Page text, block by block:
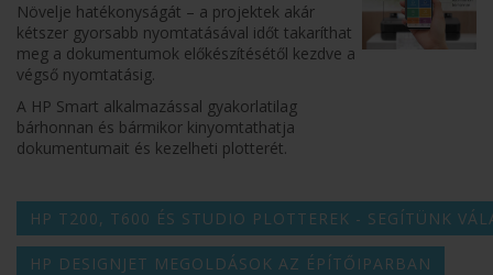
Növelje hatékonyságát – a projektek akár
kétszer gyorsabb nyomtatásával időt takaríthat
meg a dokumentumok előkészítésétől kezdve a
végső nyomtatásig.
A HP Smart alkalmazással gyakorlatilag
bárhonnan és bármikor kinyomtathatja
dokumentumait és kezelheti plotterét.
HP T200, T600 ÉS STUDIO PLOTTEREK - SEGÍTÜNK
HP DESIGNJET MEGOLDÁSOK AZ ÉPÍTŐIPARBAN